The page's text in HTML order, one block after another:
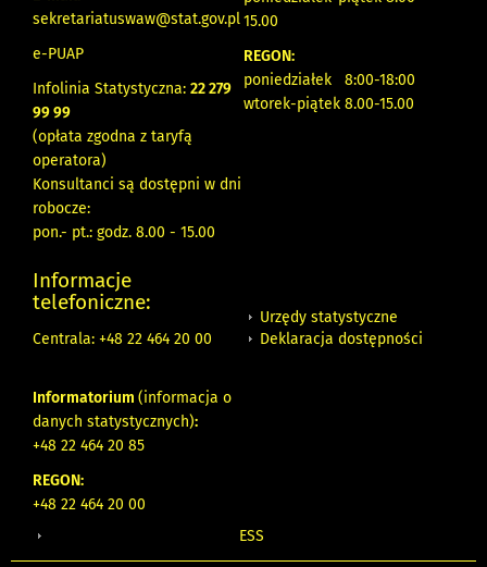
sekretariatuswaw@stat.gov.pl
e-PUAP
Infolinia Statystyczna: 22 279
99 99
(opłata zgodna z taryfą
operatora)
Konsultanci są dostępni w dni
robocze:
pon.- pt.: godz. 8.00 - 15.00
15.00
REGON:
poniedziałek 8:00-18:00
wtorek-piątek 8.00-15.00
Informacje
telefoniczne:
Centrala: +48 22 464 20 00
Informatorium (informacja o
danych statystycznych):
+48 22 464 20 85
REGON:
+48 22 464 20 00
Urzędy statystyczne
Deklaracja dostępności
ESS